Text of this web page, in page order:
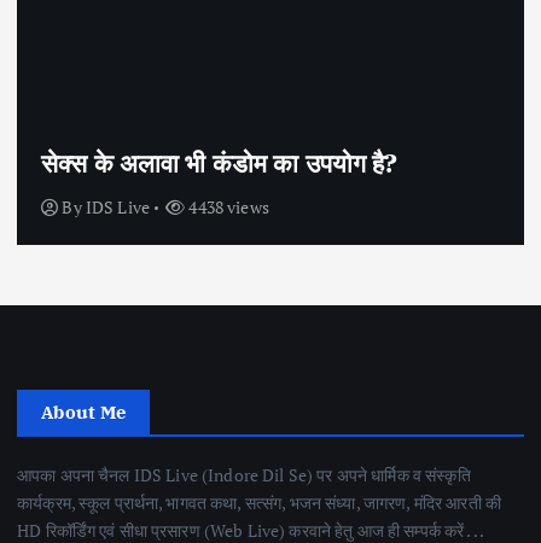
सेक्स के अलावा भी कंडोम का उपयोग है?
By IDS Live 4438 views
About Me
आपका अपना चैनल IDS Live (Indore Dil Se) पर अपने धार्मिक व संस्कृति
कार्यक्रम, स्कूल प्रार्थना, भागवत कथा, सत्संग, भजन संध्या, जागरण, मंदिर आरती की
HD रिकॉर्डिंग एवं सीधा प्रसारण (Web Live) करवाने हेतु आज ही सम्पर्क करें . . .